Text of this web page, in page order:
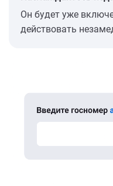
Он будет уже
действовать